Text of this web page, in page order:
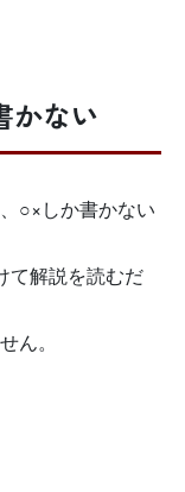
ない
○×しか書かない
て解説を読むだ
ん。